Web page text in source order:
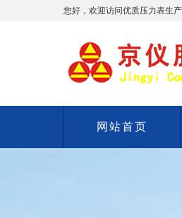
您好，欢迎访问优质压力表生
网站首页